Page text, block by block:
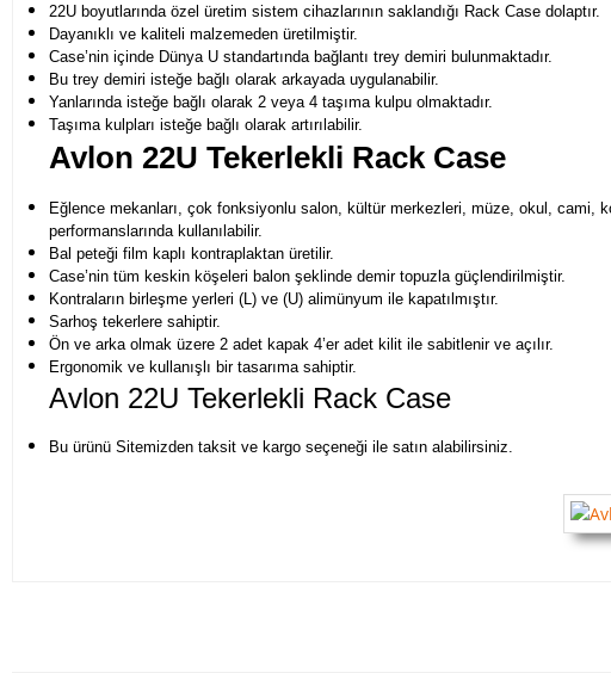
22U boyutlarında özel üretim sistem cihazlarının saklandığı Rack Case dolaptır.
Dayanıklı ve kaliteli malzemeden üretilmiştir.
Case’nin içinde Dünya U standartında bağlantı trey demiri bulunmaktadır.
Bu trey demiri isteğe bağlı olarak arkayada uygulanabilir.
Yanlarında isteğe bağlı olarak 2 veya 4 taşıma kulpu olmaktadır.
Taşıma kulpları isteğe bağlı olarak artırılabilir.
Avlon 22U Tekerlekli Rack Case
Eğlence mekanları, çok fonksiyonlu salon, kültür merkezleri, müze, okul, cami,
performanslarında kullanılabilir.
Bal peteği film kaplı kontraplaktan üretilir.
Case’nin tüm keskin köşeleri balon şeklinde demir topuzla güçlendirilmiştir.
Kontraların birleşme yerleri (L) ve (U) alimünyum ile kapatılmıştır.
Sarhoş tekerlere sahiptir.
Ön ve arka olmak üzere 2 adet kapak 4’er adet kilit ile sabitlenir ve açılır.
Ergonomik ve kullanışlı bir tasarıma sahiptir.
Avlon 22U Tekerlekli Rack Case
Bu ürünü Sitemizden taksit ve kargo seçeneği ile satın alabilirsiniz.